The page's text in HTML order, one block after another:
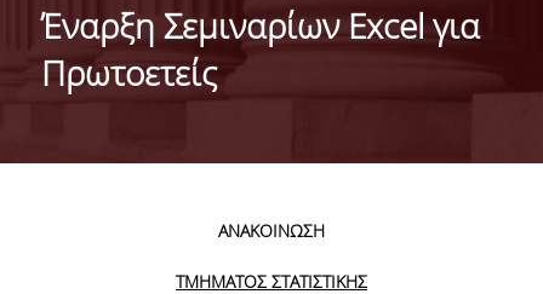
ΔΙΟΙΚΗΣΗ ΤΟΥ ΤΜΗΜΑΤΟΣ
Έναρξη Σεμιναρίων Excel για
Πρωτοετείς
ΑΝΑΚΟΙΝΩΣΗ
ΤΜΗΜΑΤΟΣ ΣΤΑΤΙΣΤΙΚΗΣ